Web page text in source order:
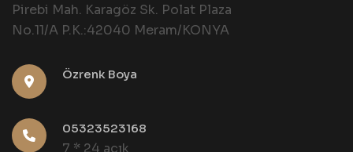
Pirebi Mah. Karagöz Sk. Polat Plaza
No.11/A P.K.:42040 Meram/KONYA
Özrenk Boya
05323523168
7 * 24 açık